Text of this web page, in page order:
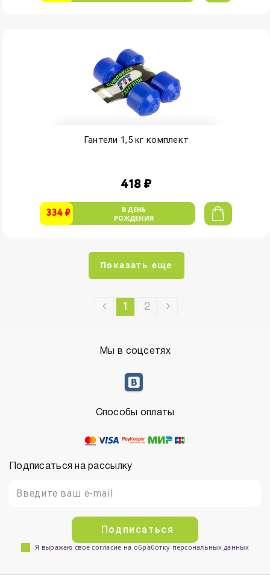
Гантели 1,5 кг комплект
418 ₽
334 ₽
В ДЕНЬ
РОЖДЕНИЯ
Показать еще
1 2
Мы в соцсетях
Подписаться на рассылку
Подписаться
Я выражаю свое согласие на обработку персональных данных
Способы оплаты